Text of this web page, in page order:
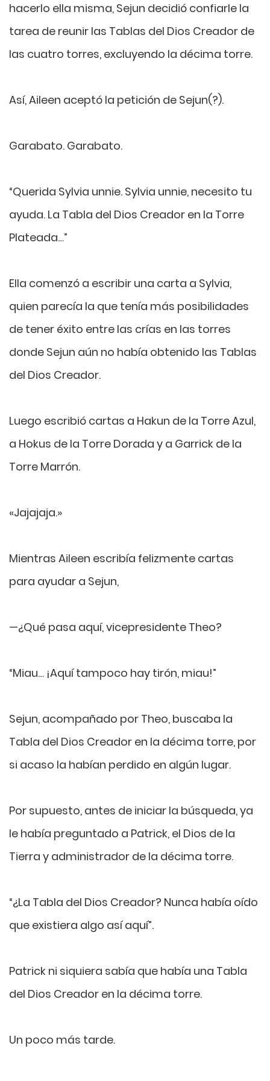
hacerlo ella misma, Sejun decidió confiarle la
tarea de reunir las Tablas del Dios Creador de
las cuatro torres, excluyendo la décima torre.
Así, Aileen aceptó la petición de Sejun(?).
Garabato. Garabato.
“Querida Sylvia unnie. Sylvia unnie, necesito tu
ayuda. La Tabla del Dios Creador en la Torre
Plateada…”
Ella comenzó a escribir una carta a Sylvia,
quien parecía la que tenía más posibilidades
de tener éxito entre las crías en las torres
donde Sejun aún no había obtenido las Tablas
del Dios Creador.
Luego escribió cartas a Hakun de la Torre Azul,
a Hokus de la Torre Dorada y a Garrick de la
Torre Marrón.
«Jajajaja.»
Mientras Aileen escribía felizmente cartas
para ayudar a Sejun,
—¿Qué pasa aquí, vicepresidente Theo?
“Miau… ¡Aquí tampoco hay tirón, miau!”
Sejun, acompañado por Theo, buscaba la
Tabla del Dios Creador en la décima torre, por
si acaso la habían perdido en algún lugar.
Por supuesto, antes de iniciar la búsqueda, ya
le había preguntado a Patrick, el Dios de la
Tierra y administrador de la décima torre.
“¿La Tabla del Dios Creador? Nunca había oído
que existiera algo así aquí”.
Patrick ni siquiera sabía que había una Tabla
del Dios Creador en la décima torre.
Un poco más tarde.